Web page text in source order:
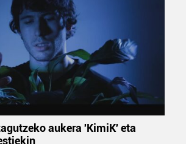
aukera 'KimiK' eta